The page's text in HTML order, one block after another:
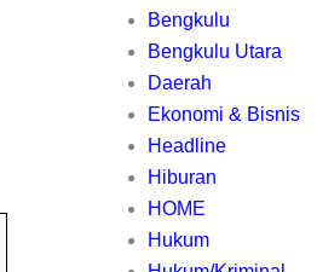
Bengkulu
Bengkulu Utara
Daerah
Ekonomi & Bisnis
Headline
Hiburan
HOME
Hukum